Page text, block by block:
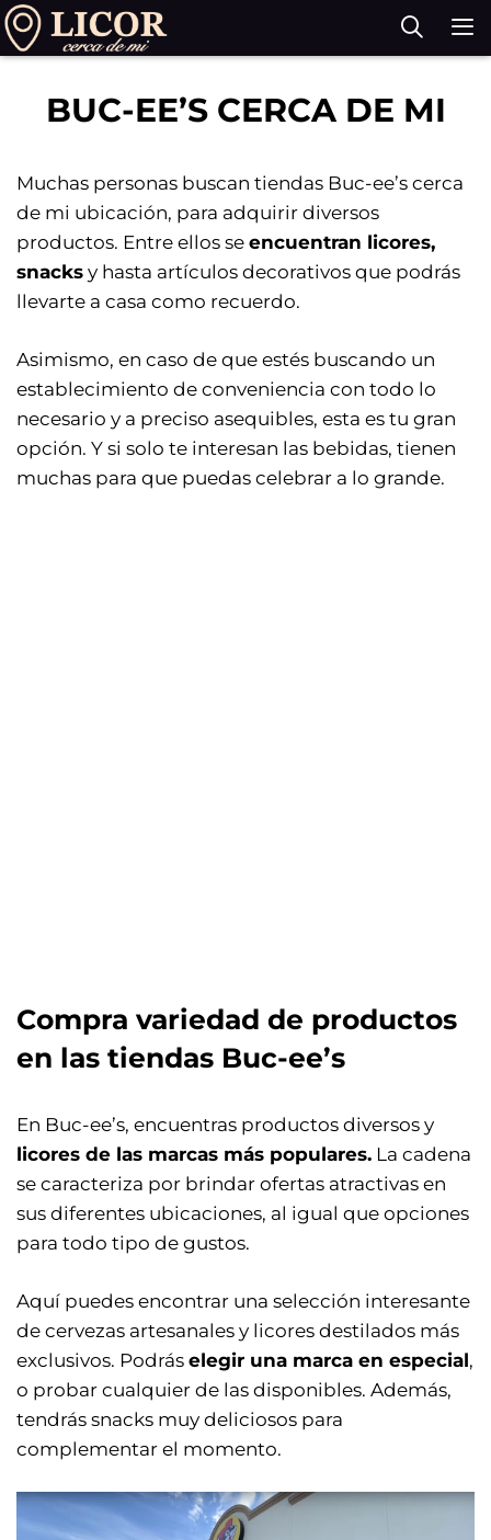
Saltar
al
BUC-EE’S CERCA DE MI
Muchas personas buscan tiendas Buc-ee’s cerca
de mi ubicación, para adquirir diversos
productos. Entre ellos se encuentran licores,
snacks y hasta artículos decorativos que podrás
llevarte a casa como recuerdo.
Asimismo, en caso de que estés buscando un
establecimiento de conveniencia con todo lo
necesario y a preciso asequibles, esta es tu gran
opción. Y si solo te interesan las bebidas, tienen
muchas para que puedas celebrar a lo grande.
Compra variedad de productos
en las tiendas Buc-ee’s
En Buc-ee’s, encuentras productos diversos y
licores de las marcas más populares. La cadena
se caracteriza por brindar ofertas atractivas en
sus diferentes ubicaciones, al igual que opciones
para todo tipo de gustos.
Aquí puedes encontrar una selección interesante
de cervezas artesanales y licores destilados más
exclusivos. Podrás elegir una marca en especial,
o probar cualquier de las disponibles. Además,
tendrás snacks muy deliciosos para
complementar el momento.